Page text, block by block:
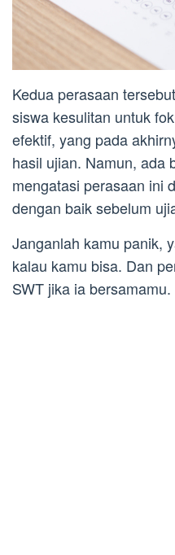
Kedua perasaan
siswa kesulitan untuk
efektif, yang pada
hasil ujian. Namun, ada
mengatasi perasaan ini
dengan baik sebelum
Janganlah kamu panik,
kalau kamu bisa. Dan
SWT jika ia bersamamu.